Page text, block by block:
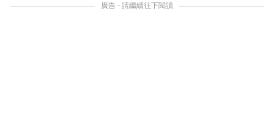
廣告 - 請繼續往下閱讀